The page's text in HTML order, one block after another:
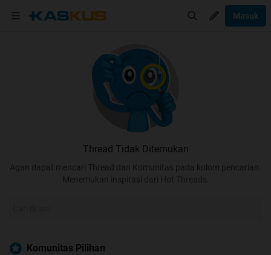
Masuk
Thread Tidak Ditemukan
Agan dapat mencari Thread dan Komunitas pada kolom pencarian.
Menemukan inspirasi dari Hot Threads.
Komunitas Pilihan